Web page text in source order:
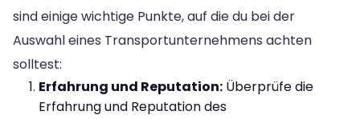
sind einige wichtige Punkte, auf die du bei der
Auswahl eines Transportunternehmens achten
solltest:
Erfahrung und Reputation: Überprüfe die
Erfahrung und Reputation des